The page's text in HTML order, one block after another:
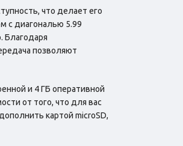
что делает его
с диагональю 5.99
Благодаря
позволяют
и 4 ГБ оперативной
от того, что для вас
картой microSD,